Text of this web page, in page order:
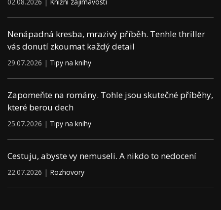
Nenápadná kresba, mrazivý příběh. Tenhle thriller
vás donutí zkoumat každý detail
29.07.2026 | Tipy na knihy
Zapomeňte na romány. Tohle jsou skutečné příběhy,
které berou dech
25.07.2026 | Tipy na knihy
Cestuju, abyste vy nemuseli. A nikdo to nedocení
22.07.2026 | Rozhovory